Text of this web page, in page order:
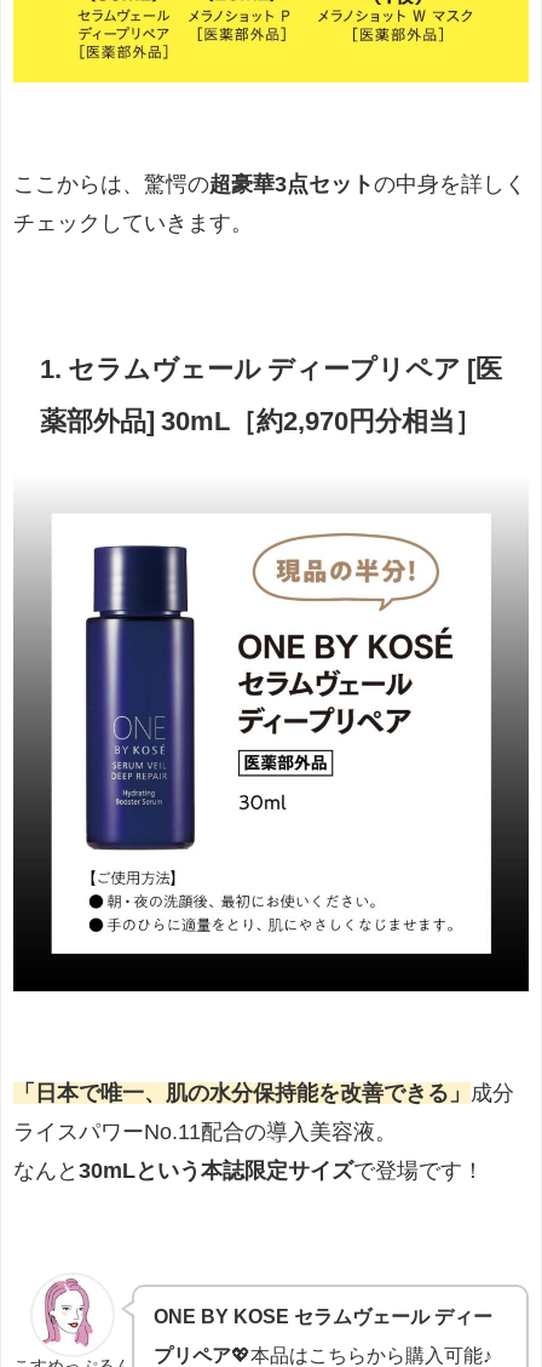
ここからは、驚愕の超豪華3点セットの中身を詳しく
チェックしていきます。
1. セラムヴェール ディープリペア [医
薬部外品] 30mL［約2,970円分相当］
「日本で唯一、肌の水分保持能を改善できる」
成分
ライスパワーNo.11配合の導入美容液。
なんと 30mLという本誌限定サイズで登場です！
ONE BY KOSE セラムヴェール ディー
プリペア💖本品はこちらから購入可能♪